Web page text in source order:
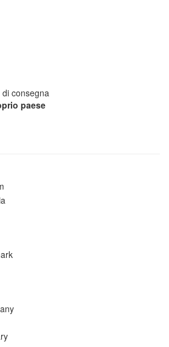
consegna
paese